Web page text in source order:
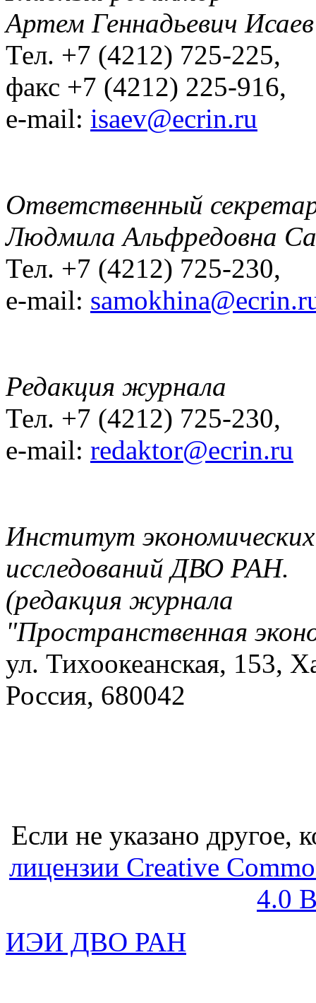
Артем Геннадьевич Исаев
Тел. +7 (4212) 725-225,
факс +7 (4212) 225-916,
e-mail: isaev@ecrin.ru
Ответственный
Людмила Альфредовна
Тел. +7 (4212) 725-230,
e-mail:
Редакция журнала
Тел. +7 (4212) 725-230,
e-mail: redaktor@ecrin.ru
Институт экономических
исследований ДВО РАН.
(редакция журнала
"Пространственная
ул. Тихоокеанская, 153,
Россия, 680042
Если не указано другое,
лицензии Creative
4.0
ИЭИ ДВО РАН